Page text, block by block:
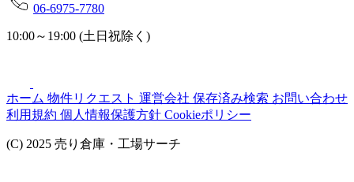
06-6975-7780
10:00～19:00 (土日祝除く)
ホーム 物件リクエスト 運営会社 保存済み検索 お問い合わせ
利用規約 個人情報保護方針 Cookieポリシー
(C) 2025 売り倉庫・工場サーチ